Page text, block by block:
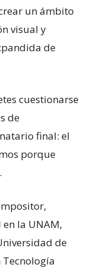
un ámbito
visual y
de
cuestionarse
de
final: el
porque
la UNAM,
de
Tecnología